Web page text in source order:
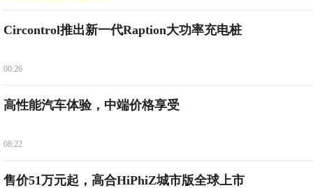
Circontrol推出新一代Raption大功率充电桩
00:26
高性能汽车体验，中端价格享受
08:22
售价51万元起，高合HiPhiZ城市版全球上市